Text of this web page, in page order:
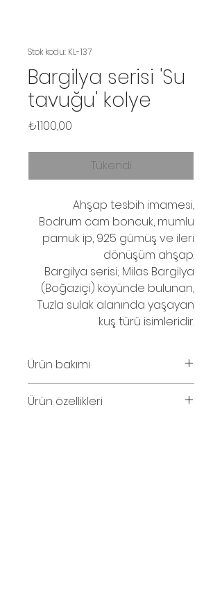
Stok kodu: KL-137
Bargilya serisi 'Su
tavuğu' kolye
₺1.100,00
Tükendi
Ahşap tesbih imamesi,
Bodrum cam boncuk, mumlu
pamuk ip, 925 gümüş ve ileri
dönüşüm ahşap.
Bargilya serisi; Milas Bargilya
(Boğaziçi) köyünde bulunan,
Tuzla sulak alanında yaşayan
kuş türü isimleridir.
Ürün bakımı
kaçınınız. Ahşabın solması
Ürün özellikleri